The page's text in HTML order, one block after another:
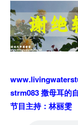
strm083 撒母耳的
节目主持：林丽雯